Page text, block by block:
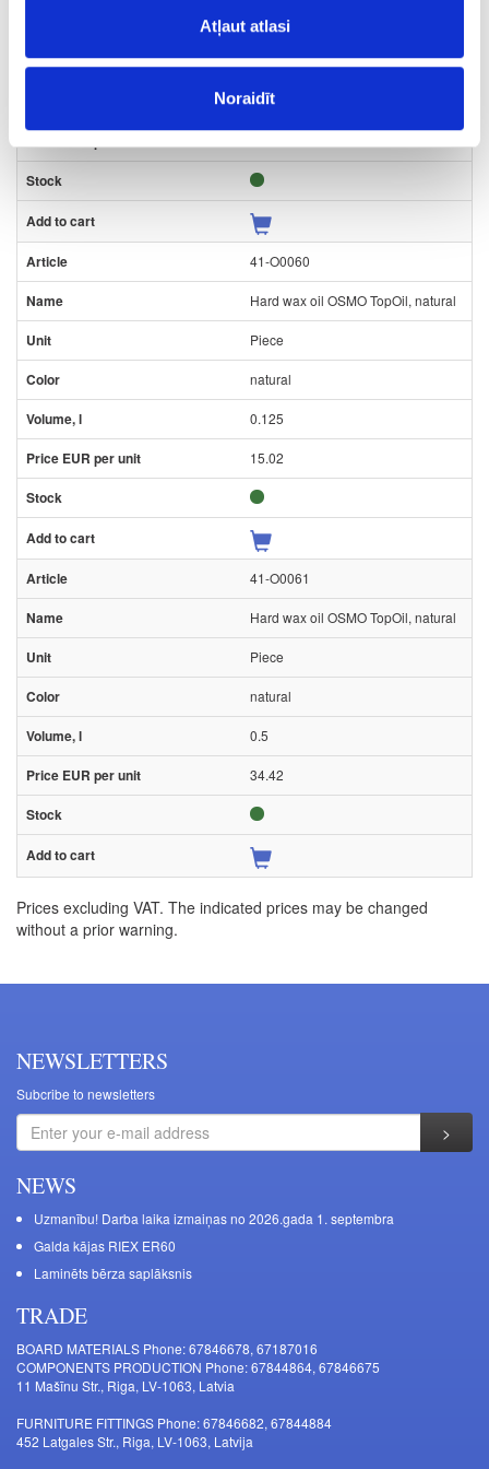
Atļaut atlasi
Noraidīt
Piece
natural
0.005
41-O0060
Hard wax oil OSMO TopOil, natural
Piece
natural
0.125
15.02
41-O0061
Hard wax oil OSMO TopOil, natural
Piece
natural
0.5
34.42
Prices excluding VAT. The indicated prices may be changed
without a prior warning.
NEWSLETTERS
Subcribe to newsletters
NEWS
Uzmanību! Darba laika izmaiņas no 2026.gada 1. septembra
Galda kājas RIEX ER60
Laminēts bērza saplāksnis
TRADE
BOARD MATERIALS Phone: 67846678, 67187016
COMPONENTS PRODUCTION Phone: 67844864, 67846675
11 Mašīnu Str., Riga, LV-1063, Latvia
FURNITURE FITTINGS Phone: 67846682, 67844884
452 Latgales Str., Riga, LV-1063, Latvija